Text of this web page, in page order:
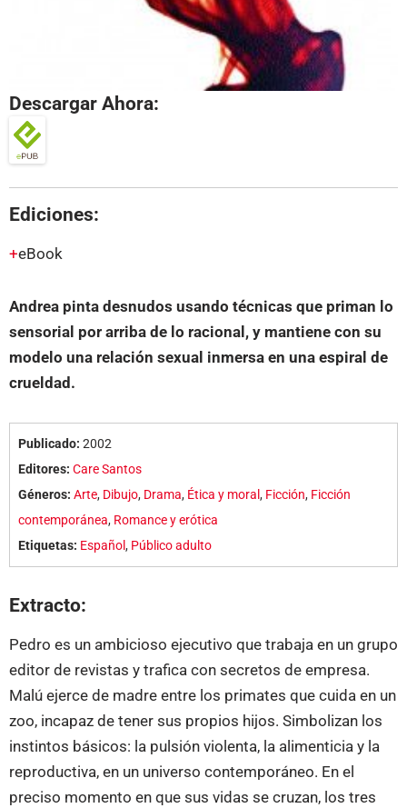
Descargar Ahora:
Ediciones:
eBook
Andrea pinta desnudos usando técnicas que priman lo
sensorial por arriba de lo racional, y mantiene con su
modelo una relación sexual inmersa en una espiral de
crueldad.
Publicado: 2002
Editores: Care Santos
Géneros: Arte, Dibujo, Drama, Ética y moral , Ficción, Ficción
contemporánea, Romance y erótica
Etiquetas: Español, Público adulto
Extracto:
Pedro es un ambicioso ejecutivo que trabaja en un grupo
editor de revistas y trafica con secretos de empresa.
Malú ejerce de madre entre los primates que cuida en un
zoo, incapaz de tener sus propios hijos. Simbolizan los
instintos básicos: la pulsión violenta, la alimenticia y la
reproductiva, en un universo contemporáneo. En el
preciso momento en que sus vidas se cruzan, los tres